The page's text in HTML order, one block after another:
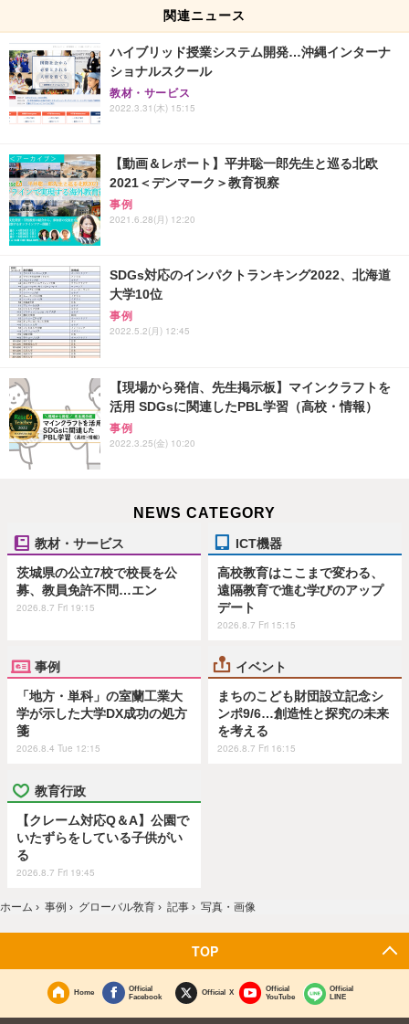
関連ニュース
ハイブリッド授業システム開発…沖縄インターナ
ショナルスクール
教材・サービス
2022.3.31(木) 15:15
【動画＆レポート】平井聡一郎先生と巡る北欧
2021＜デンマーク＞教育視察
事例
2021.6.28(月) 12:20
SDGs対応のインパクトランキング2022、北海道
大学10位
事例
2022.5.2(月) 12:45
【現場から発信、先生掲示板】マインクラフトを
活用 SDGsに関連したPBL学習（高校・情報）
事例
2022.3.25(金) 10:20
NEWS CATEGORY
教材・サービス
茨城県の公立7校で校長を公
募、教員免許不問…エン
2026.8.7 Fri 19:15
ICT機器
高校教育はここまで変わる、
遠隔教育で進む学びのアップ
デート
2026.8.7 Fri 15:15
事例
「地方・単科」の室蘭工業大
学が示した大学DX成功の処方
箋
2026.8.4 Tue 12:15
イベント
まちのこども財団設立記念シ
ンポ9/6…創造性と探究の未来
を考える
2026.8.7 Fri 16:15
教育行政
【クレーム対応Q＆A】公園で
いたずらをしている子供がい
る
2026.8.7 Fri 19:45
ホーム › 事例 › グローバル敎育 › 記事 › 写真・画像
TOP
Home
Official
Facebook
Official X
Official
YouTube
Official
LINE